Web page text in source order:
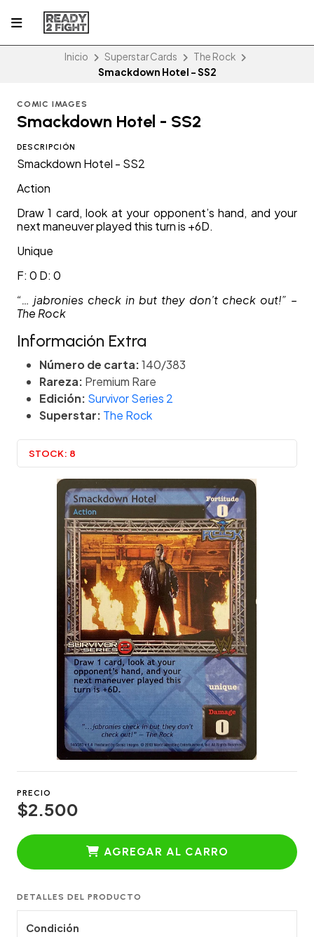
Inicio Superstar Cards
The Rock
Smackdown Hotel - SS2
COMIC IMAGES
Smackdown Hotel - SS2
DESCRIPCIÓN
Smackdown Hotel - SS2
Action
Draw 1 card, look at your opponent’s hand, and your
next maneuver played this turn is +6D.
Unique
F: 0 D: 0
“… jabronies check in but they don’t check out!” –
The Rock
Información Extra
Número de carta:140/383
Rareza: Premium Rare
Edición: Survivor Series 2
Superstar: The Rock
STOCK: 8
PRECIO
$2.500
AGREGAR AL CARRO
DETALLES DEL PRODUCTO
Condición